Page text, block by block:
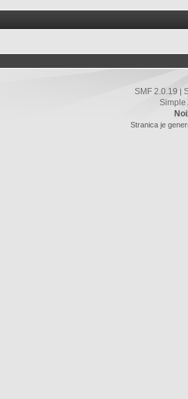
SMF 2.0.19
Simple
Stranica je